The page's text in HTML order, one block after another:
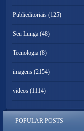
Publieditoriais (125)
Seu Lunga (48)
Tecnologia (8)
imagens (2154)
videos (1114)
POPULAR POSTS